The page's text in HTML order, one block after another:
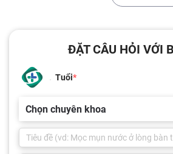
ĐẶT CÂU HỎI VỚI
Tuổi
Chọn chuyên khoa